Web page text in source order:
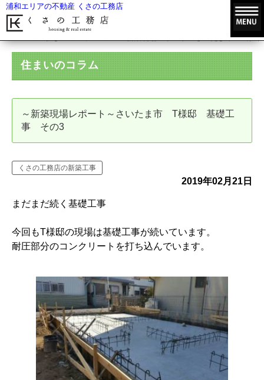
浦和エリアの不動産 くさの工務店
～新築現場レポート～さいたま市 T様
住まいのコラム
～新築現場レポート～さいたま市 T様邸 基礎工
事 その3
くさの工務店の新築工事
2019年02月21日
まだまだ続く基礎工事
今回もT様邸の現場は基礎工事が続いています。
耐圧部分のコンクリートを打ち込んでいます。